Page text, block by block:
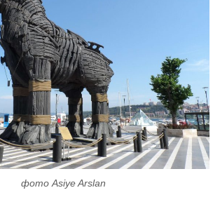
фото Asiye Arslan